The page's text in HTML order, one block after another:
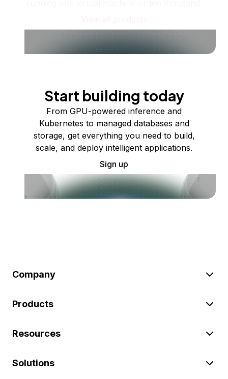
Start building today
From GPU-powered inference and
Kubernetes to managed databases and
storage, get everything you need to build,
scale, and deploy intelligent applications.
Sign up
Company
Products
Resources
Solutions